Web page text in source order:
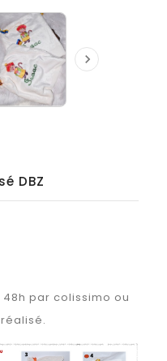

DBZ
48h par colissimo ou